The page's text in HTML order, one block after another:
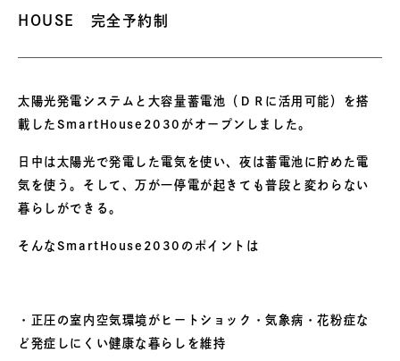
HOUSE 完全予約制
太陽光発電システムと大容量蓄電池（ＤＲに活用可能）を搭
載したSmartHouse2030がオープンしました。
日中は太陽光で発電した電気を使い、夜は蓄電池に貯めた電
気を使う。そして、万が一停電が起きても普段と変わらない
暮らしができる。
そんなSmartHouse2030のポイントは
・正圧の室内空気環境がヒートショック・気象病・花粉症な
ど発症しにくい健康な暮らしを維持